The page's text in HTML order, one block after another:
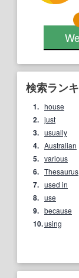
検索ラン
1. house
2. just
3. usually
4. Australian
5. various
6. Thesaurus
7. used in
8. use
9. because
10.using